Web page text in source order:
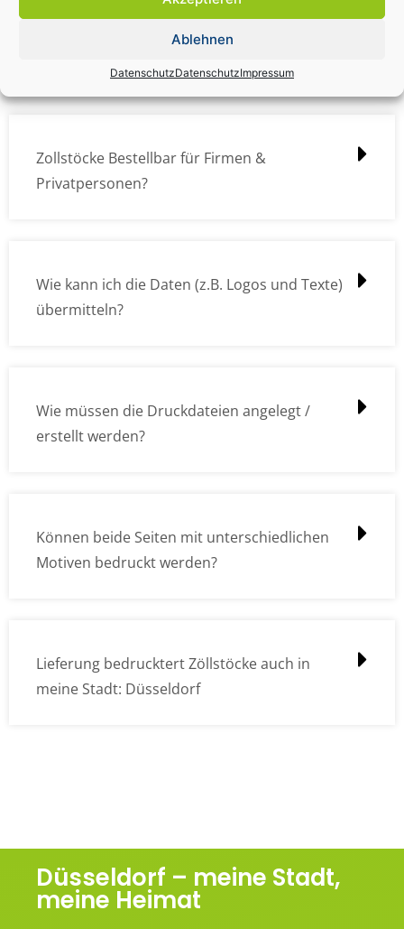
Ablehnen
DatenschutzDatenschutzImpressum
Zollstock Druckdatencheck / Profidatencheck
Zollstöcke Bestellbar für Firmen &
Privatpersonen?
Wie kann ich die Daten (z.B. Logos und Texte)
übermitteln?
Wie müssen die Druckdateien angelegt /
erstellt werden?
Können beide Seiten mit unterschiedlichen
Motiven bedruckt werden?
Lieferung bedrucktert Zöllstöcke auch in
meine Stadt: Düsseldorf
Düsseldorf – meine Stadt,
meine Heimat